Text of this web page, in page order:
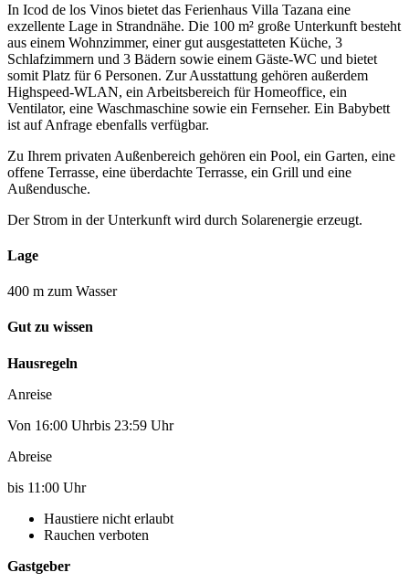
In Icod de los Vinos bietet das Ferienhaus Villa Tazana eine
exzellente Lage in Strandnähe. Die 100 m² große Unterkunft besteht
aus einem Wohnzimmer, einer gut ausgestatteten Küche, 3
Schlafzimmern und 3 Bädern sowie einem Gäste-WC und bietet
somit Platz für 6 Personen. Zur Ausstattung gehören außerdem
Highspeed-WLAN, ein Arbeitsbereich für Homeoffice, ein
Ventilator, eine Waschmaschine sowie ein Fernseher. Ein Babybett
ist auf Anfrage ebenfalls verfügbar.
Zu Ihrem privaten Außenbereich gehören ein Pool, ein Garten, eine
offene Terrasse, eine überdachte Terrasse, ein Grill und eine
Außendusche.
Der Strom in der Unterkunft wird durch Solarenergie erzeugt.
Lage
400 m zum Wasser
Gut zu wissen
Hausregeln
Anreise
Von 16:00 Uhrbis 23:59 Uhr
Abreise
bis 11:00 Uhr
Haustiere nicht erlaubt
Rauchen verboten
Gastgeber